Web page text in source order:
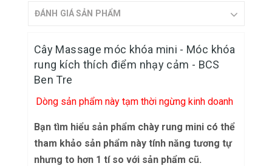
ĐÁNH GIÁ SẢN PHẨM
Cây Massage móc khóa mini - Móc khóa
rung kích thích điểm nhạy cảm - BCS
Ben Tre
Dòng sản phẩm này tạm thời ngừng kinh doanh
Bạn tìm hiểu sản phẩm chày rung mini có thể
tham khảo sản phẩm này tính năng tương tự
nhưng to hơn 1 tí so với sản phẩm cũ.